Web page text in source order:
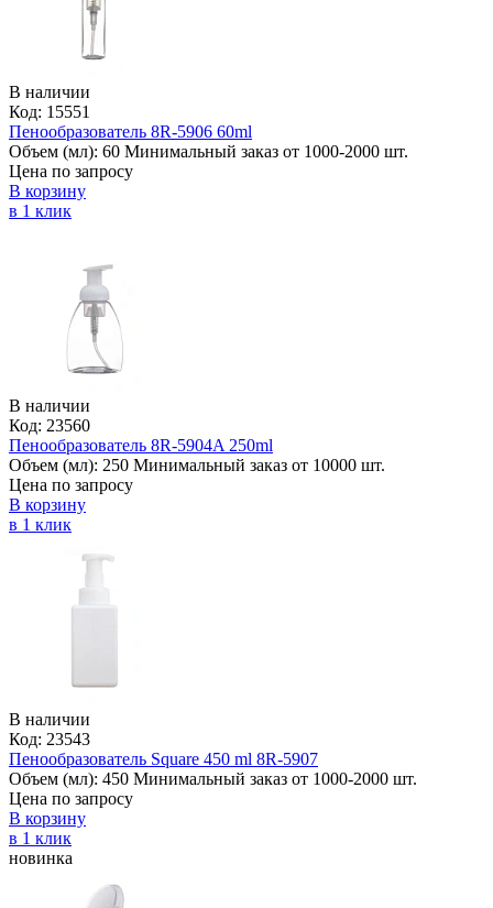
В наличии
Код: 15551
Пенообразователь 8R-5906 60ml
Объем (мл): 60 Минимальный заказ от 1000-2000 шт.
Цена по запросу
В корзину
в 1 клик
В наличии
Код: 23560
Пенообразователь 8R-5904A 250ml
Объем (мл): 250 Минимальный заказ от 10000 шт.
Цена по запросу
В корзину
в 1 клик
В наличии
Код: 23543
Пенообразователь Square 450 ml 8R-5907
Объем (мл): 450 Минимальный заказ от 1000-2000 шт.
Цена по запросу
В корзину
в 1 клик
новинка